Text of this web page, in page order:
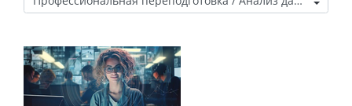
Категории курсов